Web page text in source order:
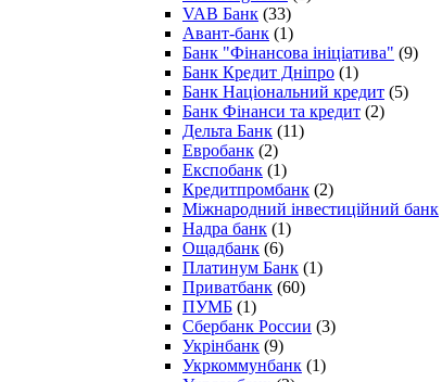
VAB Банк (33)
Авант-банк (1)
Банк "Фінансова ініціатива" (9)
Банк Кредит Дніпро (1)
Банк Національний кредит (5)
Банк Фінанси та кредит (2)
Дельта Банк (11)
Евробанк (2)
Експобанк (1)
Кредитпромбанк (2)
Міжнародний інвестиційний банк
Надра банк (1)
Ощадбанк (6)
Платинум Банк (1)
Приватбанк (60)
ПУМБ (1)
Сбербанк России (3)
Укрінбанк (9)
Укркоммунбанк (1)